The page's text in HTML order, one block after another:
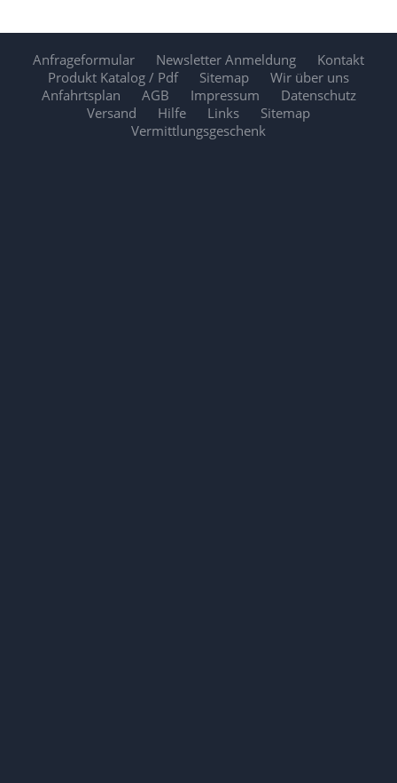
Anfrageformular Newsletter Anmeldung
Kontakt
Produkt Katalog / Pdf
Sitemap
Wir über uns
Anfahrtsplan
AGB Impressum
Datenschutz
Versand
Hilfe Links
Sitemap
Vermittlungsgeschenk